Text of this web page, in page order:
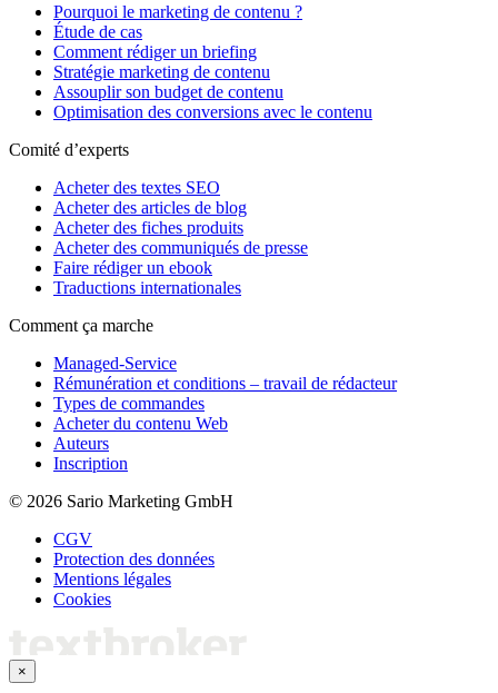
Pourquoi le marketing de contenu ?
Étude de cas
Comment rédiger un briefing
Stratégie marketing de contenu
Assouplir son budget de contenu
Optimisation des conversions avec le contenu
Comité d’experts
Acheter des textes SEO
Acheter des articles de blog
Acheter des fiches produits
Acheter des communiqués de presse
Faire rédiger un ebook
Traductions internationales
Comment ça marche
Managed-Service
Rémunération et conditions – travail de rédacteur
Types de commandes
Acheter du contenu Web
Auteurs
Inscription
© 2026 Sario Marketing GmbH
CGV
Protection des données
Mentions légales
Cookies
×